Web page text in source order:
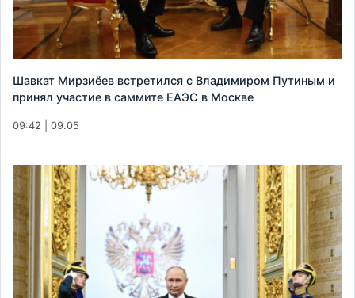
Шавкат Мирзиёев встретился с Владимиром Путиным и
принял участие в саммите ЕАЭС в Москве
09:42 | 09.05